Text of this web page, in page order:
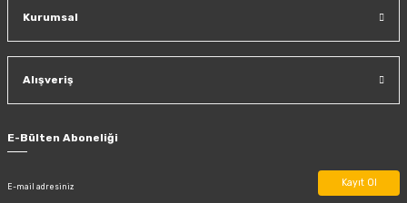
Kurumsal
Alışveriş
E-Bülten Aboneliği
Kayıt Ol